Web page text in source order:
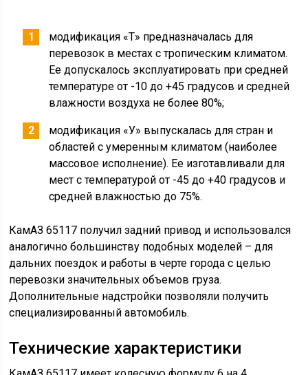
для шасси (для бортового исполнения). Максимальный
преодолеваемый подъем – 25 градусов.
Емкость топливного бака – 500 л. Средний расход
топлива равняется 27 л/100 км. В летний период
показатель обычно сокращается на 0,5-1 л.
Рестайлинговые варианты потребляют меньше
топлива. Средний запас хода – 1600 км.
Двигатель
под кабиной. Для рестайлингового варианта
используется улучшенный 4-тактный дизельный
агрегат Cummins 6 ISBe 300 с промежуточным
охлаждением наддувочного воздуха, турбонаддувом и
прямым впрыском Common Rail. Данная силовая
установка имеет V-образную компоновку и отличается
Характеристики агрегата Cummins 6 ISBe 300: